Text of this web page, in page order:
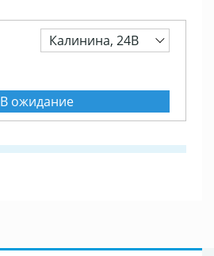
Калинина, 24В
В ожидание